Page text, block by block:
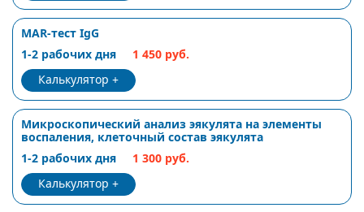
MAR-тест IgG
1-2 рабочих дня
1 450 руб.
Калькулятор
Микроскопический анализ эякулята на элементы
воспаления, клеточный состав эякулята
1-2 рабочих дня
1 300 руб.
Калькулятор